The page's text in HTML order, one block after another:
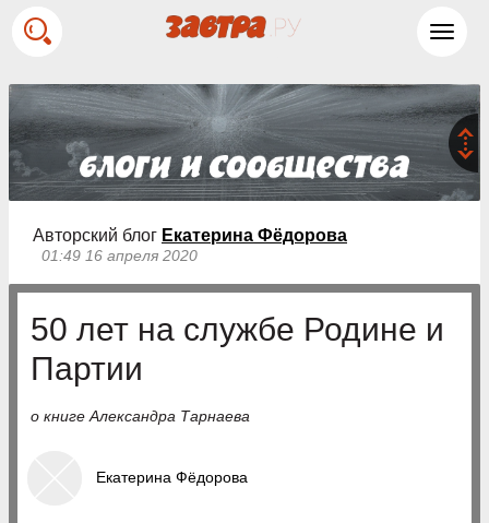
Авторский блог Екатерина Фёдорова
01:49 16 апреля 2020
50 лет на службе Родине и
Партии
о книге Александра Тарнаева
Екатерина Фёдорова